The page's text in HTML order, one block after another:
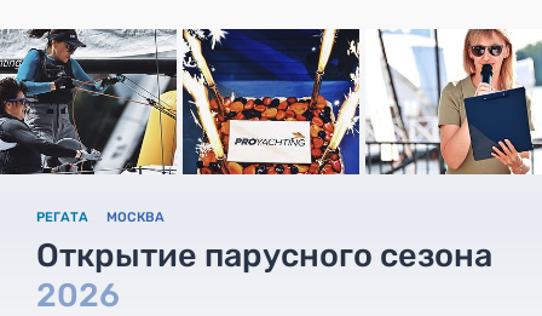
РЕГАТА МОСКВА
Открытие парусного сезона
2026